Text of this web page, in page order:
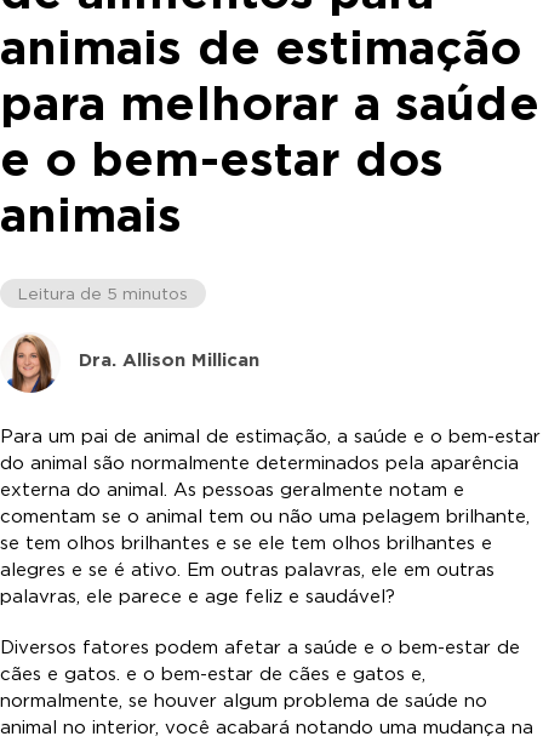
animais de estimação
para melhorar a saúde
e o bem-estar dos
animais
Leitura de 5 minutos
Dra. Allison Millican
Para um pai de animal de estimação, a saúde e o bem-estar
do animal são normalmente determinados pela aparência
externa do animal. As pessoas geralmente notam e
comentam se o animal tem ou não uma pelagem brilhante,
se tem olhos brilhantes e se ele tem olhos brilhantes e
alegres e se é ativo. Em outras palavras, ele em outras
palavras, ele parece e age feliz e saudável?
Diversos fatores podem afetar a saúde e o bem-estar de
cães e gatos. e o bem-estar de cães e gatos e,
normalmente, se houver algum problema de saúde no
animal no interior, você acabará notando uma mudança na